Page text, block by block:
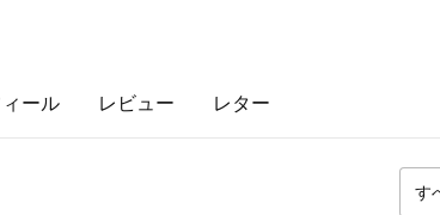
ール レビュー レター